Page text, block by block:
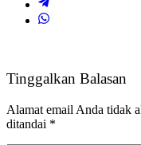
Tinggalkan Balasan
Alamat email Anda tidak
ditandai *